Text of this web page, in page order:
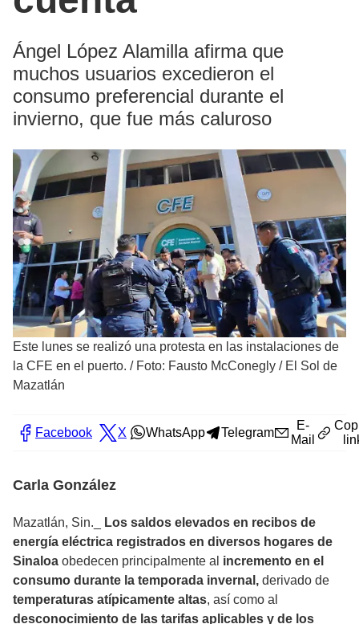
Ángel López Alamilla afirma que
muchos usuarios excedieron el
consumo preferencial durante el
invierno, que fue más caluroso
Este lunes se realizó una protesta en las instalaciones de
la CFE en el puerto. / Foto: Fausto McConegly / El Sol de
Mazatlán
Facebook X WhatsApp Telegram
E-
Mail
Carla González
Mazatlán, Sin._
Los saldos elevados en recibos de
energía eléctrica registrados en diversos hogares de
Sinaloa obedecen principalmente al incremento en el
consumo durante la temporada invernal, derivado de
temperaturas atípicamente altas, así como al
desconocimiento de las tarifas aplicables y de los